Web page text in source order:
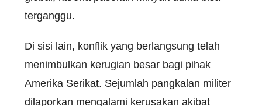
terganggu.
Di sisi lain, konflik yang berlangsung telah
menimbulkan kerugian besar bagi pihak
Amerika Serikat. Sejumlah pangkalan militer
dilaporkan mengalami kerusakan akibat